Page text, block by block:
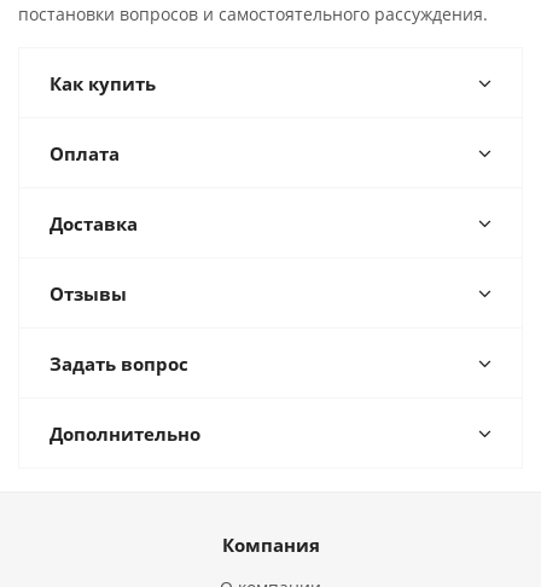
постановки вопросов и самостоятельного рассуждения.
Как купить
Оплата
Доставка
Отзывы
Задать вопрос
Дополнительно
Компания